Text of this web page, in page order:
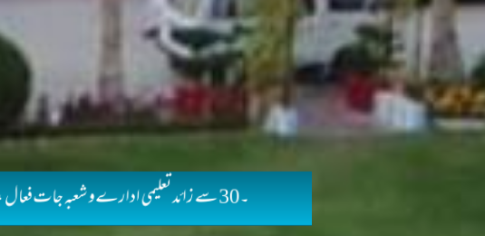
۔30 سے زائد تعلیمی ادارےو شعبہ جات فعال ، ایک ہزا ر سے زائد تدریسی عملہ وفنی ماہرین مصروف کار، 5 ہزار سے زائد طبہ و طالبات زیر تعلیم